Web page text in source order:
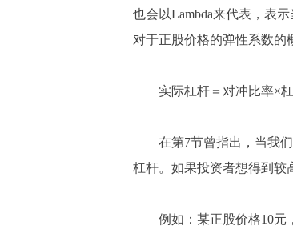
也会以Lambda来代表，表
对于正股价格的弹性系数的
实际杠杆＝对冲比率×杠
在第7节曾指出，当我们
杠杆。如果投资者想得到较
例如：某正股价格10元，